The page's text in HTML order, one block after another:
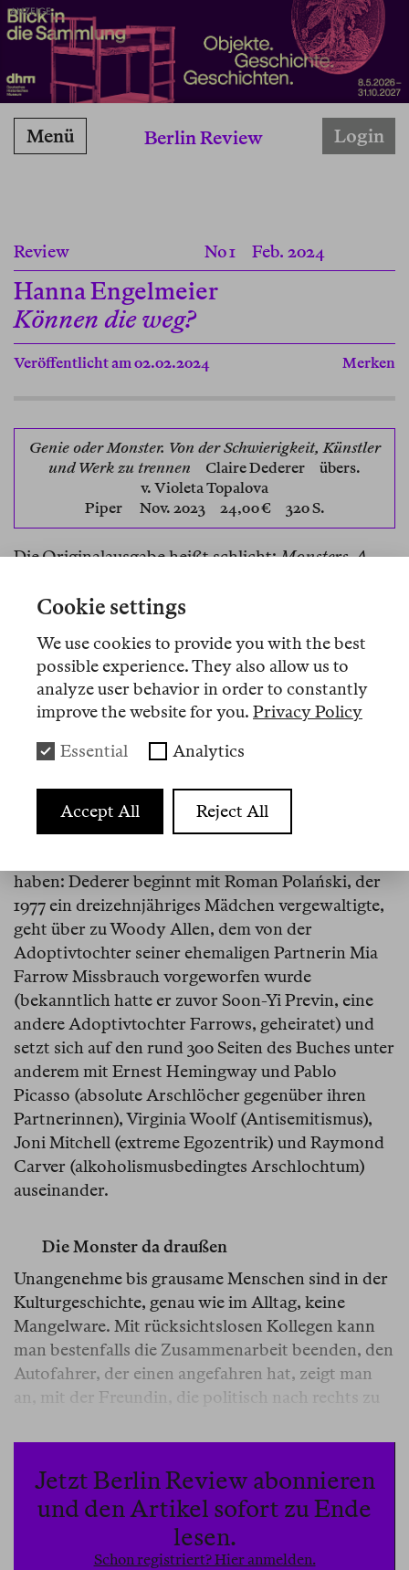
ANZEIGE
Berlin Review
Menü Login
Review No 1 Feb. 2024
Hanna Engelmeier
Können die weg?
Veröffentlicht am 02.02.2024 Merken
Genie oder Monster. Von der Schwierigkeit, Künstler
und Werk zu trennen
Claire Dederer
übers.
v. Violeta Topalova
Piper
Nov. 2023 24,00 € 320 S.
Die Originalausgabe heißt schlicht:Monsters. A
Titel nur einer von zwei zentralen Begriffen
verwendet noch aufklären kann. Der Untertitel ist
hingegen in beiden Sprachen hervorragend
gewählt: Wer bislang noch keine Schwierigkeiten
hatte, Künstler und Werk zu trennen, hat auf jeden
Fall jetzt welche. Und das zu Recht.
Das Dilemma, auf das der englische Titel anspielt
und das im Zentrum des Buches steht, betrifft die
Liebe zu Kunstwerken, die von Personen
haben: Dederer beginnt mit Roman Polański, der
1977 ein dreizehnjähriges Mädchen vergewaltigte,
geht über zu Woody Allen, dem von der
Adoptivtochter seiner ehemaligen Partnerin Mia
Farrow Missbrauch vorgeworfen wurde
(bekanntlich hatte er zuvor Soon-Yi Previn, eine
andere Adoptivtochter Farrows, geheiratet) und
setzt sich auf den rund 300 Seiten des Buches unter
anderem mit Ernest Hemingway und Pablo
Picasso (absolute Arschlöcher gegenüber ihren
Partnerinnen), Virginia Woolf (Antisemitismus),
Joni Mitchell (extreme Egozentrik) und Raymond
Carver (alkoholismusbedingtes Arschlochtum)
auseinander.
Die Monster da draußen
Unangenehme bis grausame Menschen sind in der
Kulturgeschichte, genau wie im Alltag, keine
Mangelware. Mit rücksichtslosen Kollegen kann
man bestenfalls die Zusammenarbeit beenden, den
Autofahrer, der einen angefahren hat, zeigt man
an, mit der Freundin, die politisch nach rechts zu
man mit bewunderten Kunstwerken an, die von
Personen geschaffen wurden, die sich als
Widerlinge entpuppen? Kann man, vielmehr: darf
man das Kunstwerk lieben, auch wenn man den
Künstler oder die Künstlerin eigentlich verachten
Jetzt Berlin Review abonnieren
und den Artikel sofort zu Ende
lesen.
Schon registriert? Hier anmelden.
Cookie settings
We use cookies to provide you with the best
possible experience. They also allow us to
analyze user behavior in order to constantly
improve the website for you. Privacy Policy
Essential Analytics
Accept All Reject All